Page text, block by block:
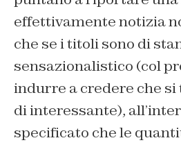
effettivamente notizia
che se i titoli sono di
sensazionalistico (col
indurre a credere che
di interessante),
specificato che le